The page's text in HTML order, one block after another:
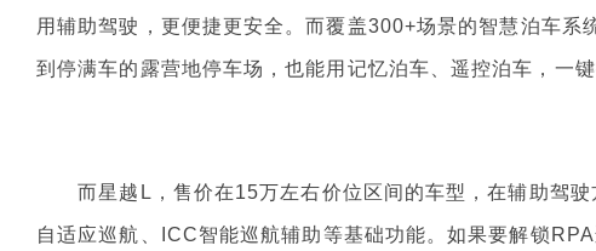
用辅助驾驶，更便捷更安全。而覆盖300+场景的智慧泊车
到停满车的露营地停车场，也能用记忆泊车、遥控泊车，一键
而星越L，售价在15万左右价位区间的车型，在辅助驾驶
自适应巡航、ICC智能巡航辅助等基础功能。如果要解锁